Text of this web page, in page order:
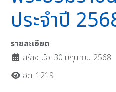
ประจำปี
รายละเอียด
สร้างเมื่อ: 30 มิถุนายน 2568
ฮิต: 1219